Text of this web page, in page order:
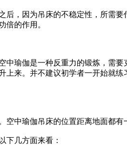
因为吊床的不稳定性，所需要
倍的作用。
伽是一种反重力的锻炼，需要
来。并不建议初学者一开始就
瑜伽吊床的位置距离地面都有
几方面来看：